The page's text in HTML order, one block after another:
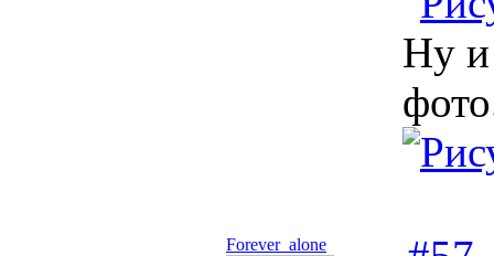
Ну и
Forever_alone